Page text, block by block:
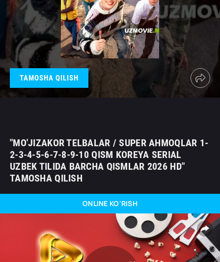
TAMOSHA QILISH
"MO'JIZAKOR TELBALAR / SUPER AHMOQLAR 1-
2-3-4-5-6-7-8-9-10 QISM KOREYA SERIAL
UZBEK TILIDA BARCHA QISMLAR 2026 HD"
TAMOSHA QILISH
ONLINE KO'RISH